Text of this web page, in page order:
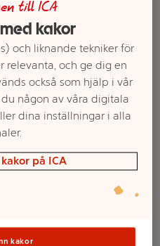
handla
till ICA
kakor
och liknande tekniker för
relevanta, och ge dig en
också som hjälp i vår
någon av våra digitala
dina inställningar i alla
på ICA
kakor